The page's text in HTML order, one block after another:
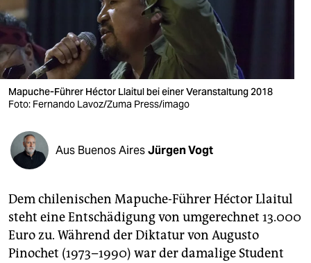
wahrheit
verlag
verlag
veranstaltungen
shop
fragen & hilfe
unterstützen
abo
genossenschaft
Mapuche-Führer Héctor Llaitul bei einer Veranstaltung 2018
Foto: Fernando Lavoz/Zuma Press/imago
Aus Buenos AiresJürgen Vogt
Dem chilenischen Mapuche-Führer Héctor Llaitul
steht eine Entschädigung von umgerechnet 13.000
Euro zu. Während der Diktatur von Augusto
Pinochet (1973–1990) war der damalige Student